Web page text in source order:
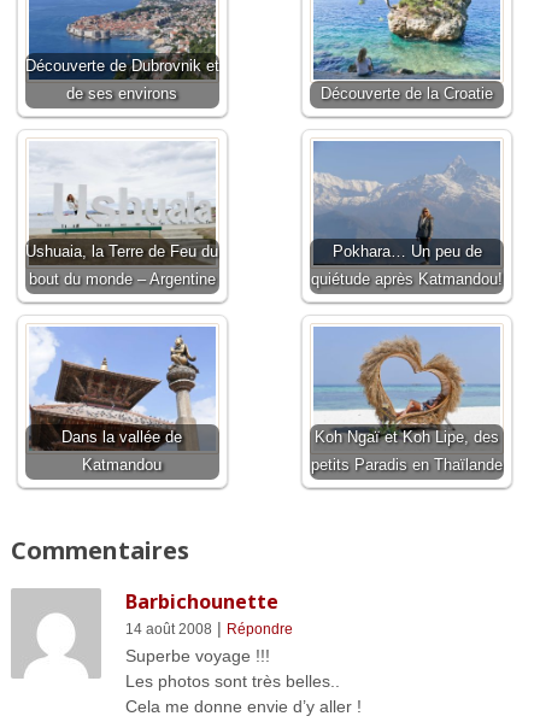
Découverte de Dubrovnik et
de ses environs
Découverte de la Croatie
Ushuaia, la Terre de Feu du
bout du monde – Argentine
Pokhara… Un peu de
quiétude après Katmandou!
Dans la vallée de
Katmandou
Koh Ngaï et Koh Lipe, des
petits Paradis en Thaïlande
Commentaires
Barbichounette
14 août 2008 | Répondre
Superbe voyage !!!
Les photos sont très belles..
Cela me donne envie d’y aller !